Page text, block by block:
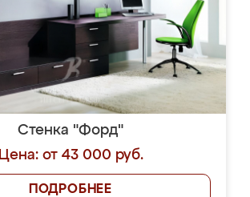
Стенка "Форд"
Цена: от 43 000 руб.
ПОДРОБНЕЕ